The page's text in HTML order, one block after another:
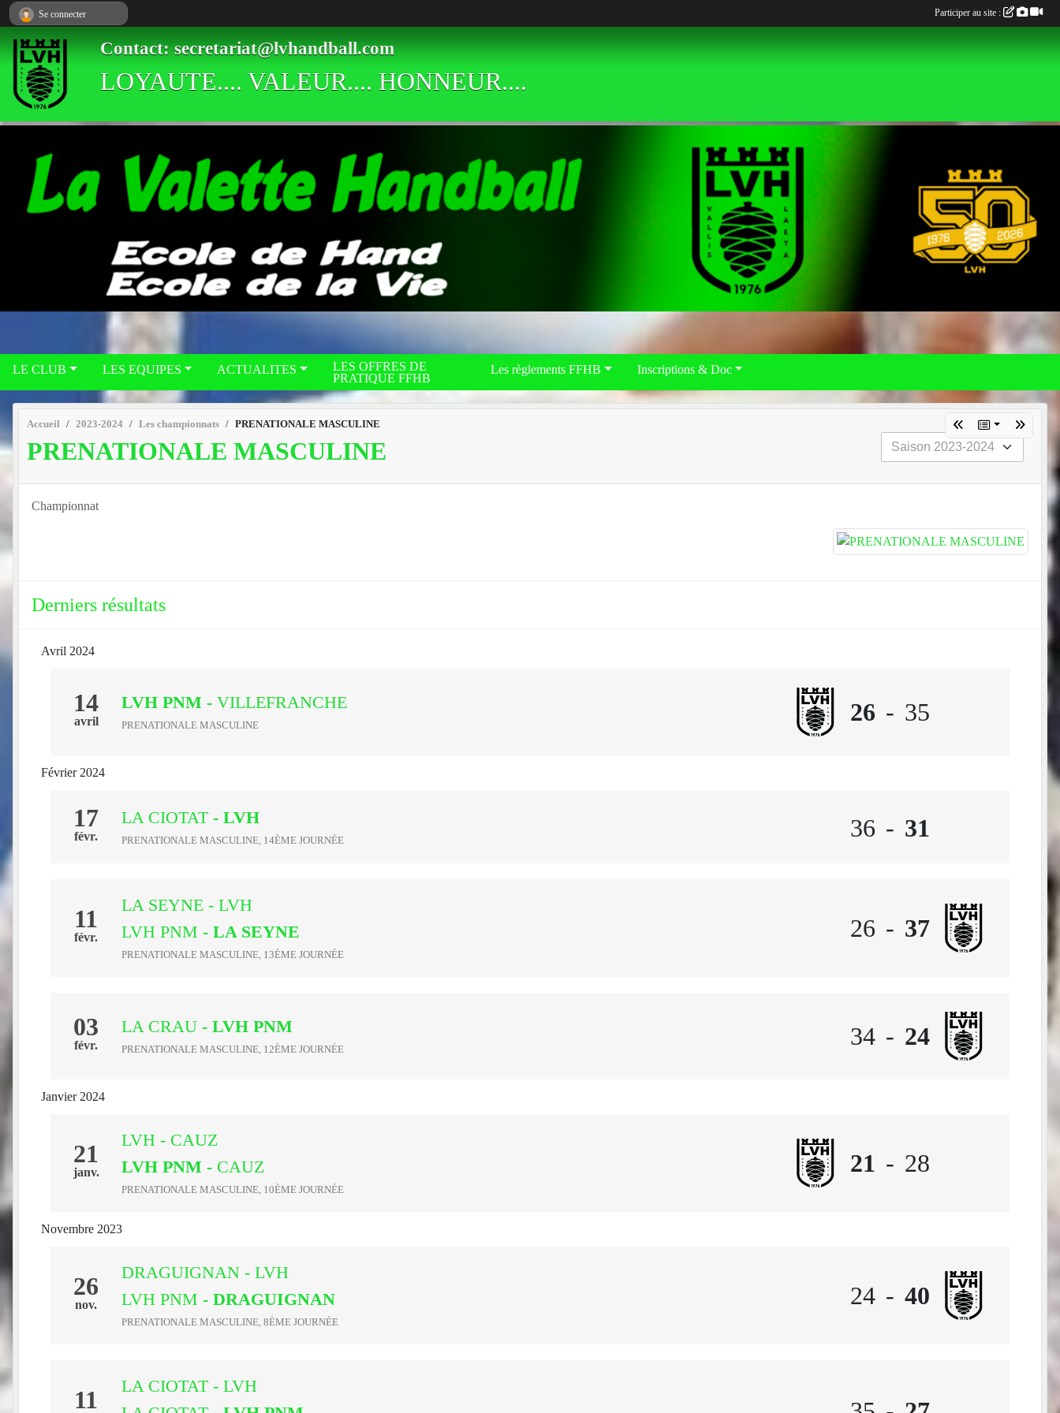
Contact: secretariat@lvhandball.com
LOYAUTE.... VALEUR.... HONNEUR....
LE CLUB LES EQUIPES ACTUALITES
LES OFFRES DE
PRATIQUE FFHB
Les règlements FFHB Inscriptions & Doc
Accueil 2023-2024 Les championnats PRENATIONALE MASCULINE
PRENATIONALE MASCULINE
Championnat
Derniers résultats
Avril 2024
14
avril
LVH PNM - VILLEFRANCHE
PRENATIONALE MASCULINE 26 - 35
Février 2024
17
févr.
LA CIOTAT - LVH
PRENATIONALE MASCULINE, 14ÈME JOURNÉE 36 - 31
11
févr.
LA SEYNE - LVH
LVH PNM - LA SEYNE
PRENATIONALE MASCULINE, 13ÈME JOURNÉE
26 - 37
03
févr.
LA CRAU - LVH PNM
PRENATIONALE MASCULINE, 12ÈME JOURNÉE 34 - 24
Janvier 2024
21
janv.
LVH - CAUZ
LVH PNM - CAUZ
PRENATIONALE MASCULINE, 10ÈME JOURNÉE
21 - 28
Novembre 2023
26
nov.
DRAGUIGNAN - LVH
LVH PNM - DRAGUIGNAN
PRENATIONALE MASCULINE, 8ÈME JOURNÉE
24 - 40
11
LA CIOTAT - LVH
Se connecter Participer au site :
Panneau de gestion des cookies